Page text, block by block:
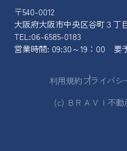
〒540-0012
大阪府大阪市中央区谷町３丁
TEL:06-6585-0183
営業時間: 09:30～19：00 要
利用規約プライバシ
(c) ＢＲＡＶＩ不